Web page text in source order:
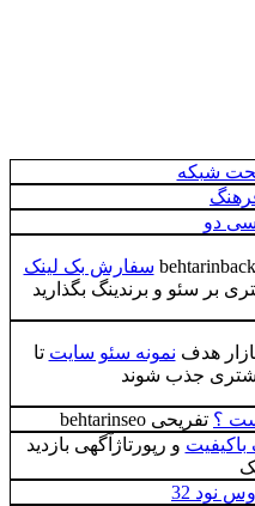
شبکه
سی دو
سفارش بک لینک
بر سئو و برندینگ بگذارید
هدف نمونه سئو سایت تا
جذب شوند
؟ تفریحی behtarinseo
باکیفیت و رپورتاژآگهی بازدید
نود 32